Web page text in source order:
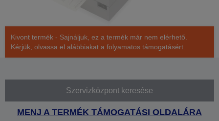
Kivont termék - Sajnáljuk, ez a termék már nem elérhető.
Kérjük, olvassa el alábbiakat a folyamatos támogatásért.
Szervizközpont keresése
MENJ A TERMÉK TÁMOGATÁSI OLDALÁRA